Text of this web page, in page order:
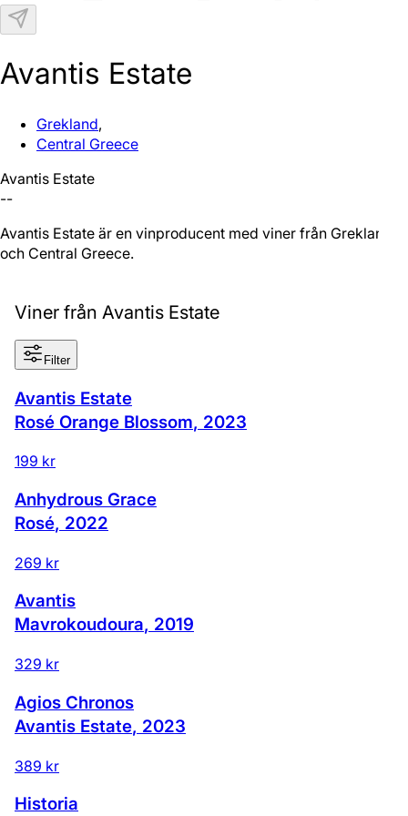
Avantis Estate
Grekland,
Central Greece
Avantis Estate
--
Avantis Estate är en vinproducent med viner från Grekland
och Central Greece.
Viner från Avantis Estate
Filter
Avantis Estate
Rosé Orange Blossom, 2023
199 kr
Anhydrous Grace
Rosé, 2022
269 kr
Avantis
Mavrokoudoura, 2019
329 kr
Agios Chronos
Avantis Estate, 2023
389 kr
Historia